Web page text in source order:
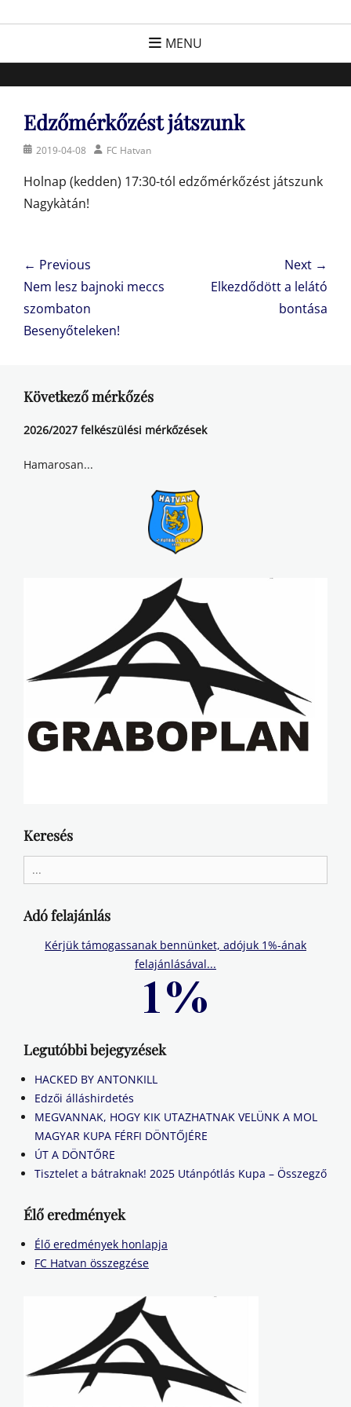
FC Hatvan
Egyesület a hatvani labdarúgásért, sportért!
MENU
Edzőmérkőzést játszunk
Posted2019-04-08 AuthorFC Hatvan
Holnap (kedden) 17:30-tól edzőmérkőzést játszunk
Nagykàtán!
Bejegyzés
navigáció
← Previous
Previous
post:
Nem lesz bajnoki meccs
szombaton
Besenyőteleken!
Next →
Elkezdődött a lelátó
bontása
Következő mérkőzés
2026/2027 felkészülési mérkőzések
Hamarosan...
Keresés
for:
Adó felajánlás
Kérjük támogassanak bennünket, adójuk 1%-ának
felajánlásával...
Legutóbbi bejegyzések
HACKED BY ANTONKILL
Edzői álláshirdetés
MEGVANNAK, HOGY KIK UTAZHATNAK VELÜNK A MOL
MAGYAR KUPA FÉRFI DÖNTŐJÉRE
ÚT A DÖNTŐRE
Tisztelet a bátraknak! 2025 Utánpótlás Kupa – Összegző
Élő eredmények
Élő eredmények honlapja
FC Hatvan összegzése